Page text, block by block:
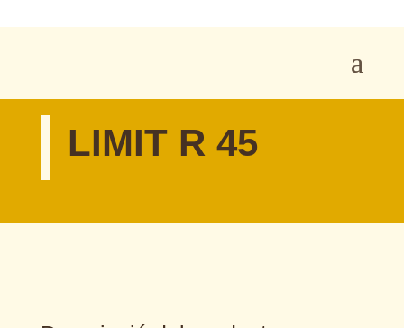
LIMIT R 45